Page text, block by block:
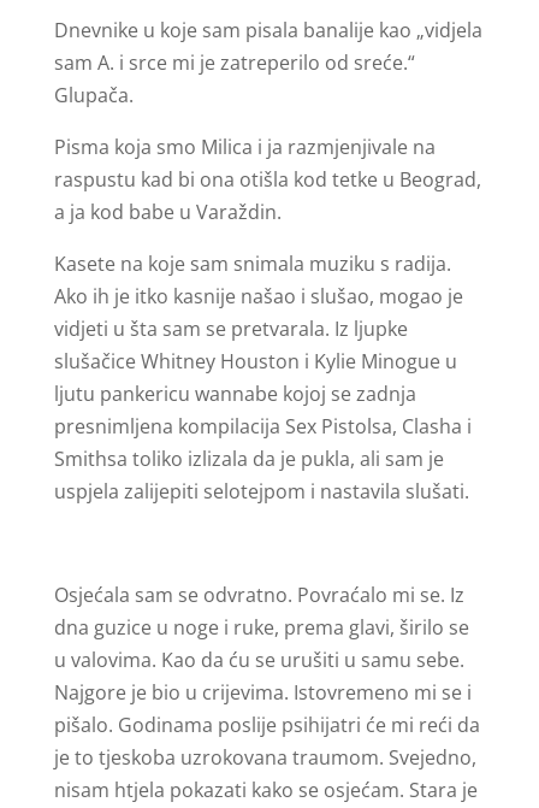
Dnevnike u koje sam pisala banalije kao „vidjela
sam A. i srce mi je zatreperilo od sreće.“
Glupača.
Pisma koja smo Milica i ja razmjenjivale na
raspustu kad bi ona otišla kod tetke u Beograd,
a ja kod babe u Varaždin.
Kasete na koje sam snimala muziku s radija.
Ako ih je itko kasnije našao i slušao, mogao je
vidjeti u šta sam se pretvarala. Iz ljupke
slušačice Whitney Houston i Kylie Minogue u
ljutu pankericu wannabe kojoj se zadnja
presnimljena kompilacija Sex Pistolsa, Clasha i
Smithsa toliko izlizala da je pukla, ali sam je
uspjela zalijepiti selotejpom i nastavila slušati.
Osjećala sam se odvratno. Povraćalo mi se. Iz
dna guzice u noge i ruke, prema glavi, širilo se
u valovima. Kao da ću se urušiti u samu sebe.
Najgore je bio u crijevima. Istovremeno mi se i
pišalo. Godinama poslije psihijatri će mi reći da
je to tjeskoba uzrokovana traumom. Svejedno,
nisam htjela pokazati kako se osjećam. Stara je